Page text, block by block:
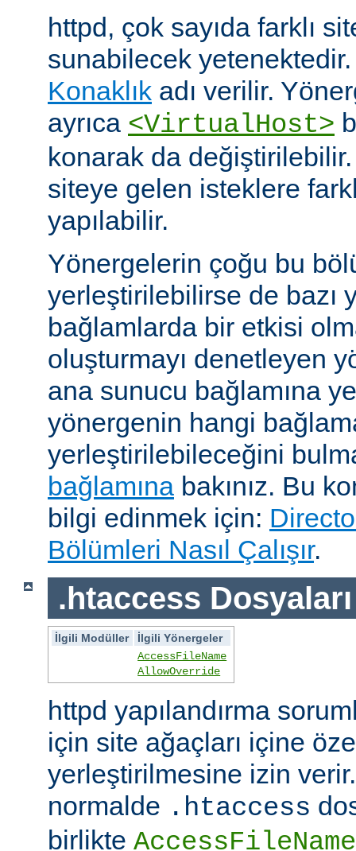
httpd, çok sayıda farklı
sunabilecek
Konaklık adı verilir.
ayrıca <VirtualHost>
konarak da
siteye gelen isteklere
yapılabilir.
Yönergelerin çoğu bu
yerleştirilebilirse de bazı
bağlamlarda bir etkisi
oluşturmayı denetleyen
ana sunucu bağlamına
yönergenin hangi
yerleştirilebileceğini
bağlamına bakınız. Bu
bilgi edinmek için:
Bölümleri Nasıl Çalışır.
.htaccess Dosyaları
İlgili Modüller
İlgili Yönergeler
AccessFileName
AllowOverride
httpd yapılandırma
için site ağaçları içine
yerleştirilmesine izin
normalde .htaccess
birlikte AccessFileName